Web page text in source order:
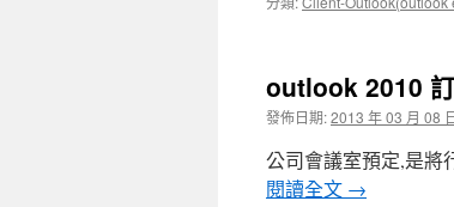
outlook 2010
發佈日期:2013 年 03 月 08
公司會議室預定,是將
閱讀全文 →